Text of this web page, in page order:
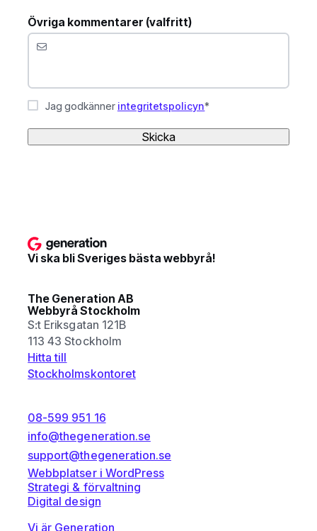
Övriga kommentarer (valfritt)
Jag godkänner integritetspolicyn*
Skicka
Vi ska bli Sveriges bästa webbyrå!
The Generation AB
Webbyrå Stockholm
S:t Eriksgatan 121B
113 43 Stockholm
Hitta till
Stockholmskontoret
08-599 951 16
info@thegeneration.se
support@thegeneration.se
Webbplatser i WordPress
Strategi & förvaltning
Digital design
Vi är Generation